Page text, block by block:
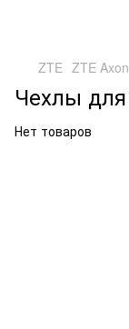
ZTE ZTE
Чехлы
Нет товаров